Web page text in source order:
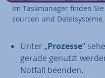
Im Task­ma­na­ger finden
sour­cen und Da­tei­sys­te­me.
Unter „Prozesse“
gerade genutzt
Notfall beenden.